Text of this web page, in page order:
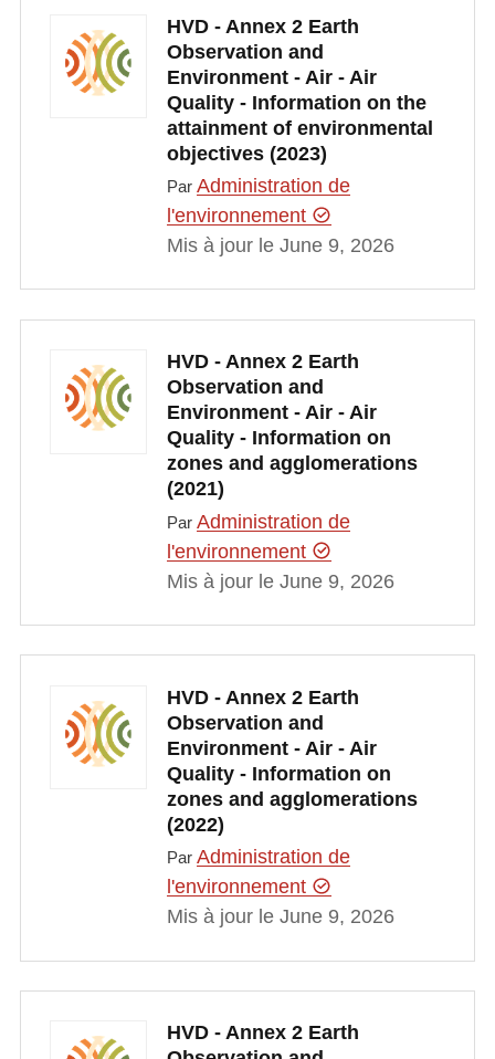
HVD - Annex 2 Earth
Observation and
Environment - Air - Air
Quality - Information on the
attainment of environmental
objectives (2023)
Par Administration de
l'environnement
Mis à jour le June 9, 2026
HVD - Annex 2 Earth
Observation and
Environment - Air - Air
Quality - Information on
zones and agglomerations
(2021)
Par Administration de
l'environnement
Mis à jour le June 9, 2026
HVD - Annex 2 Earth
Observation and
Environment - Air - Air
Quality - Information on
zones and agglomerations
(2022)
Par Administration de
l'environnement
Mis à jour le June 9, 2026
HVD - Annex 2 Earth